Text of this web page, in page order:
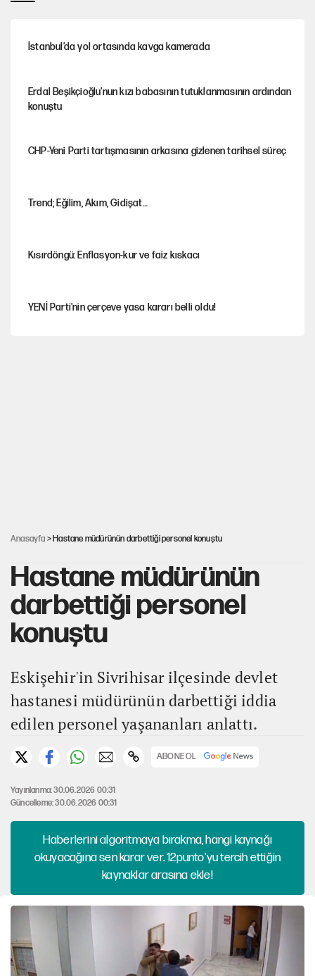
İstanbul’da yol ortasında kavga kamerada
Erdal Beşikçioğlu'nun kızı babasının tutuklanmasının ardından
konuştu
CHP-Yeni Parti tartışmasının arkasına gizlenen tarihsel süreç
Trend; Eğilim, Akım, Gidişat…
Kısırdöngü: Enflasyon-kur ve faiz kıskacı
YENİ Parti'nin çerçeve yasa kararı belli oldu!
Anasayfa > Hastane müdürünün darbettiği personel konuştu
Hastane müdürünün
darbettiği personel
konuştu
Eskişehir'in Sivrihisar ilçesinde devlet
hastanesi müdürünün darbettiği iddia
edilen personel yaşananları anlattı.
ABONE OL
Yayınlanma: 30.06.2026 00:31
Güncelleme: 30.06.2026 00:31
Haberlerini algoritmaya bırakma, hangi kaynağı
okuyacağına sen karar ver. 12punto'yu tercih ettiğin
kaynaklar arasına ekle!